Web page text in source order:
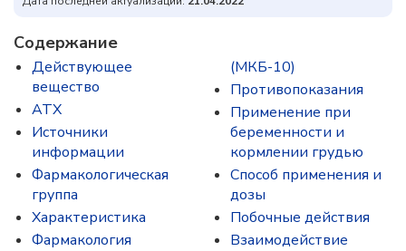
Содержание
Действующее
вещество
ATX
Источники
информации
Фармакологическая
группа
Характеристика
Фармакология
(МКБ-10)
Противопоказания
Применение при
беременности и
кормлении грудью
Способ применения и
дозы
Побочные действия
Взаимодействие